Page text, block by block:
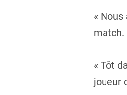
«
match.
« Tôt
joueur